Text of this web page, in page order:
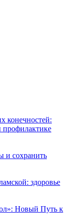
конечностей:
профилактике
и сохранить
здоровье
Новый Путь к